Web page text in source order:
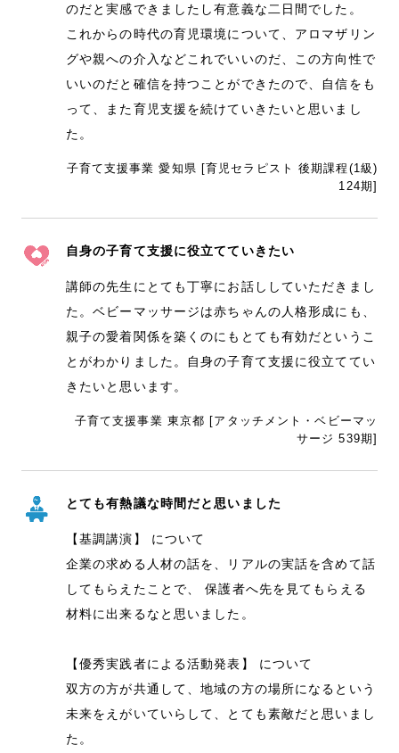
のだと実感できましたし有意義な二日間でした。
これからの時代の育児環境について、アロマザリン
グや親への介入などこれでいいのだ、この方向性で
いいのだと確信を持つことができたので、自信をも
って、また育児支援を続けていきたいと思いまし
た。
子育て支援事業 愛知県 [育児セラピスト 後期課程(1級)
124期]
自身の子育て支援に役立てていきたい
講師の先生にとても丁寧にお話ししていただきまし
た。ベビーマッサージは赤ちゃんの人格形成にも、
親子の愛着関係を築くのにもとても有効だというこ
とがわかりました。自身の子育て支援に役立ててい
きたいと思います。
子育て支援事業 東京都 [アタッチメント・ベビーマッ
サージ 539期]
とても有熱議な時間だと思いました
【基調講演】 について
企業の求める人材の話を、リアルの実話を含めて話
してもらえたことで、 保護者へ先を見てもらえる
材料に出来るなと思いました。
【優秀実践者による活動発表】 について
双方の方が共通して、地域の方の場所になるという
未来をえがいていらして、とても素敵だと思いまし
た。